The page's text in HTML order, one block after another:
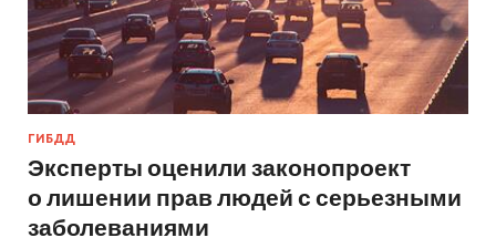
ГИБДД
Эксперты оценили законопроект
о лишении прав людей с серьезными
заболеваниями